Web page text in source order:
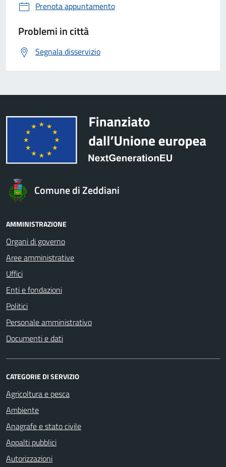
Prenota appuntamento
Problemi in città
Segnala disservizio
Comune di Zeddiani
AMMINISTRAZIONE
Organi di governo
Aree amministrative
Uffici
Enti e fondazioni
Politici
Personale amministrativo
Documenti e dati
CATEGORIE DI SERVIZIO
Agricoltura e pesca
Ambiente
Anagrafe e stato civile
Appalti pubblici
Autorizzazioni